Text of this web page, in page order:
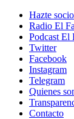
Hazte
Radio El
Podcast El
Twitter
Facebook
Instagram
Telegram
Quienes
Contacto